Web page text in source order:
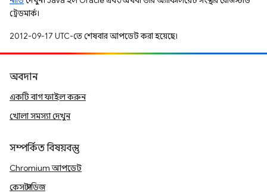
ট্রেডমার্ক।
2012-09-17 UTC-তে শেষবার আপডেট করা হয়েছে।
অবদান
একটি বাগ ফাইল করুন
খোলা সমস্যা দেখুন
সম্পর্কিত বিষয়বস্তু
Chromium আপডেট
কেস স্টাডিজ